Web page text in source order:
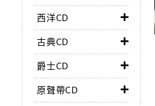
西洋CD
古典CD
爵士CD
原聲帶CD